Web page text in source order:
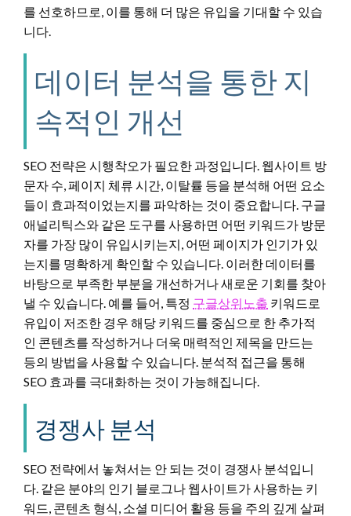
를 선호하므로, 이를 통해 더 많은 유입을 기대할 수 있습
니다.
데이터 분석을 통한 지
속적인 개선
SEO 전략은 시행착오가 필요한 과정입니다. 웹사이트 방
문자 수, 페이지 체류 시간, 이탈률 등을 분석해 어떤 요소
들이 효과적이었는지를 파악하는 것이 중요합니다. 구글
애널리틱스와 같은 도구를 사용하면 어떤 키워드가 방문
자를 가장 많이 유입시키는지, 어떤 페이지가 인기가 있
는지를 명확하게 확인할 수 있습니다. 이러한 데이터를
바탕으로 부족한 부분을 개선하거나 새로운 기회를 찾아
낼 수 있습니다. 예를 들어, 특정 구글상위노출 키워드로
유입이 저조한 경우 해당 키워드를 중심으로 한 추가적
인 콘텐츠를 작성하거나 더욱 매력적인 제목을 만드는
등의 방법을 사용할 수 있습니다. 분석적 접근을 통해
SEO 효과를 극대화하는 것이 가능해집니다.
경쟁사 분석
SEO 전략에서 놓쳐서는 안 되는 것이 경쟁사 분석입니
다. 같은 분야의 인기 블로그나 웹사이트가 사용하는 키
워드, 콘텐츠 형식, 소셜 미디어 활용 등을 주의 깊게 살펴